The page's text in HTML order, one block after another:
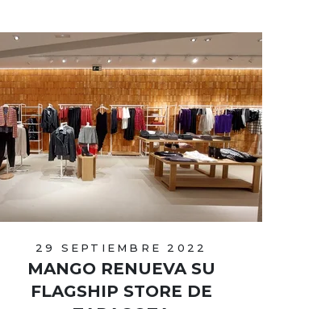
29 SEPTIEMBRE 2022
MANGO RENUEVA SU
FLAGSHIP STORE DE